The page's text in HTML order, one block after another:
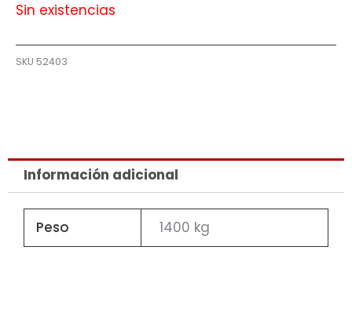
Sin existencias
SKU 52403
Información adicional
Peso 1400 kg